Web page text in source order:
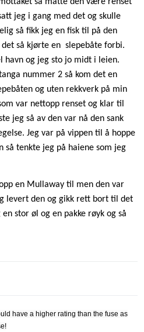
så måtte den være renset
jeg i gang med det og skulle
så fikk jeg en fisk til på den
så kjørte en slepebåte forbi.
havn og jeg sto jo midt i leien.
nummer 2 så kom det en
og uten rekkverk på min
var nettopp renset og klar til
jeg så av den var nå den sank
Jeg var på vippen til å hoppe
så tenkte jeg på haiene som jeg
en Mullaway til men den var
levert den og gikk rett bort til det
stor øl og en pakke røyk og så
have a higher rating than the fuse as